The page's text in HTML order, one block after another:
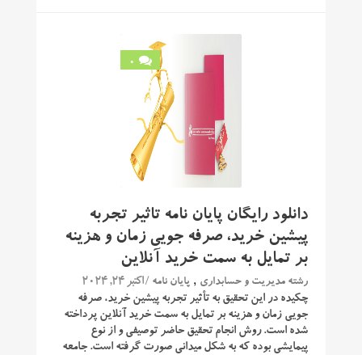
0
دانلود رایگان پایان نامه تاثیر تجربه
پیشین خرید، صرفه جویی زمان و هزینه
بر تمایل به سمت خرید آنلاین
رشته مدیریت و حسابداری , پایان نامه / اکتبر 24, 2024
چکیده در این تحقیق به تأثیر تجربه پیشین خرید، صرفه
‌جویی زمان و هزینه بر تمایل به سمت خرید آنلاین پرداخته
شده است. روش انجام تحقیق حاضر توصیفی و از نوع
پیمایشی بوده که به شکل میدانی صورت گرفته است. جامعه